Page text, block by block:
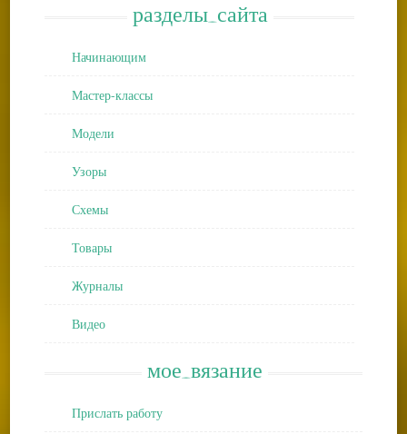
разделы_сайта
Начинающим
Мастер-классы
Модели
Узоры
Схемы
Товары
Журналы
Видео
мое_вязание
Прислать работу